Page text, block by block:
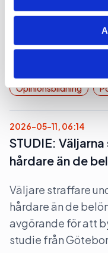
Den fackliga
dess
riksdagen
utökat
Opinionsbildning
2026-05-11, 06:14
STUDIE:
hårdare än de
Väljare straffare
hårdare än de
avgörande för att
studie från